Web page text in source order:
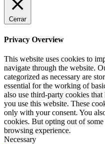
Cerrar
Privacy Overview
This website uses cookies to
navigate through the website.
categorized as necessary are
essential for the working of
also use third-party cookies
you use this website. These
only with your consent. You
cookies. But opting out of
browsing experience.
Necessary